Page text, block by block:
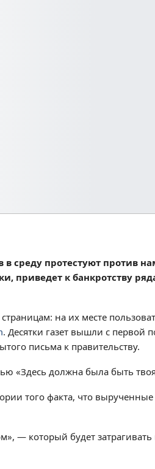
среду протестуют против
приведет к банкротству
на их месте
. Десятки газет вышли с первой
письма к правительству.
«Здесь должна была быть
того факта, что вырученные
— который будет